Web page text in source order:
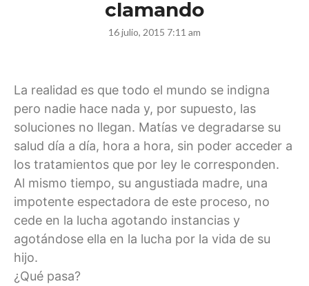
clamando
16 julio, 2015 7:11 am
La realidad es que todo el mundo se indigna
pero nadie hace nada y, por supuesto, las
soluciones no llegan. Matías ve degradarse su
salud día a día, hora a hora, sin poder acceder a
los tratamientos que por ley le corresponden.
Al mismo tiempo, su angustiada madre, una
impotente espectadora de este proceso, no
cede en la lucha agotando instancias y
agotándose ella en la lucha por la vida de su
hijo.
¿Qué pasa?